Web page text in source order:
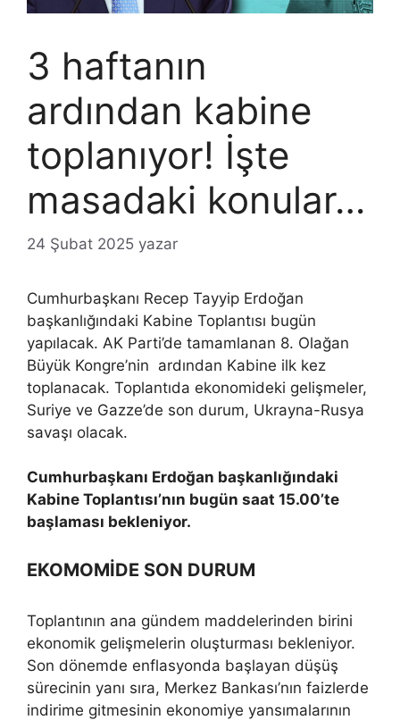
3 haftanın
ardından kabine
toplanıyor! İşte
masadaki konular…
24 Şubat 2025 yazar
Cumhurbaşkanı Recep Tayyip Erdoğan
başkanlığındaki Kabine Toplantısı bugün
yapılacak. AK Parti’de tamamlanan 8. Olağan
Büyük Kongre’nin ardından Kabine ilk kez
toplanacak. Toplantıda ekonomideki gelişmeler,
Suriye ve Gazze’de son durum, Ukrayna-Rusya
savaşı olacak.
Cumhurbaşkanı Erdoğan başkanlığındaki
Kabine Toplantısı’nın bugün saat 15.00’te
başlaması bekleniyor.
EKOMOMİDE SON DURUM
Toplantının ana gündem maddelerinden birini
ekonomik gelişmelerin oluşturması bekleniyor.
Son dönemde enflasyonda başlayan düşüş
sürecinin yanı sıra, Merkez Bankası’nın faizlerde
indirime gitmesinin ekonomiye yansımalarının